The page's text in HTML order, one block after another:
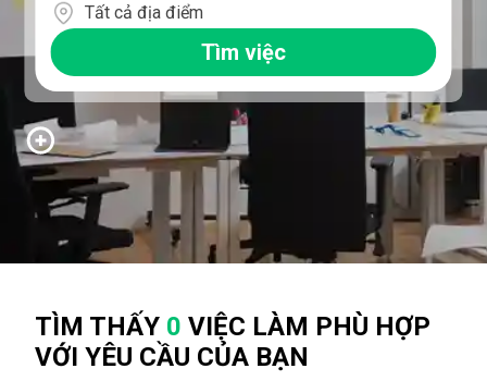
Tất cả địa điểm
Tìm việc
TÌM THẤY 0 VIỆC LÀM PHÙ HỢP
VỚI YÊU CẦU CỦA BẠN